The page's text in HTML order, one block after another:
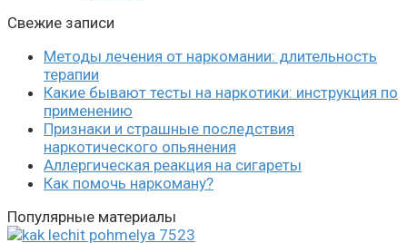
Свежие записи
Методы лечения от наркомании: длительность
терапии
Какие бывают тесты на наркотики: инструкция по
применению
Признаки и страшные последствия
наркотического опьянения
Аллергическая реакция на сигареты
Как помочь наркоману?
Популярные материалы